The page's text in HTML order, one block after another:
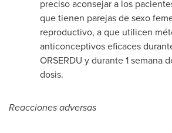
preciso aconsejar a los
que tienen parejas de sexo
reproductivo, a que utilicen
anticonceptivos eficaces
ORSERDU y durante 1 semana
dosis.
Reacciones adversas